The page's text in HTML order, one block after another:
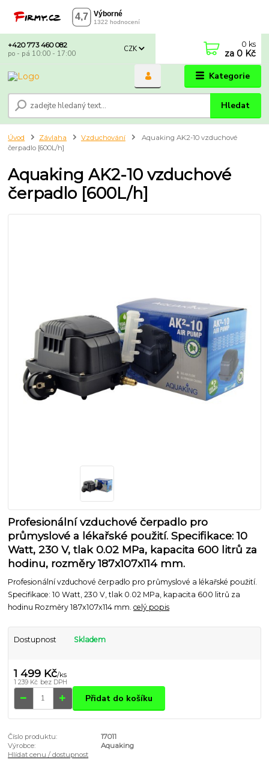
Kategorie
CZK
Hledat
+420 773 460 082
po - pá 10:00 - 17:00
0 ks
za 0 Kč
Úvod Závlaha Vzduchování
Aquaking AK2-10 vzduchové
čerpadlo [600L/h]
Aquaking AK2-10 vzduchové
čerpadlo [600L/h]
Profesionální vzduchové čerpadlo pro
průmyslové a lékařské použití. Specifikace: 10
Watt, 230 V, tlak 0.02 MPa, kapacita 600 litrů za
hodinu, rozměry 187x107x114 mm.
Profesionální vzduchové čerpadlo pro průmyslové a lékařské použití.
Specifikace: 10 Watt, 230 V, tlak 0.02 MPa, kapacita 600 litrů za
hodinu Rozměry 187x107x114 mm.celý popis
Dostupnost Skladem
1 499 Kč/ks
1 239 Kč bez DPH
Přidat do košíku
Číslo produktu:
17011
Výrobce:
Aquaking
Hlídat cenu / dostupnost